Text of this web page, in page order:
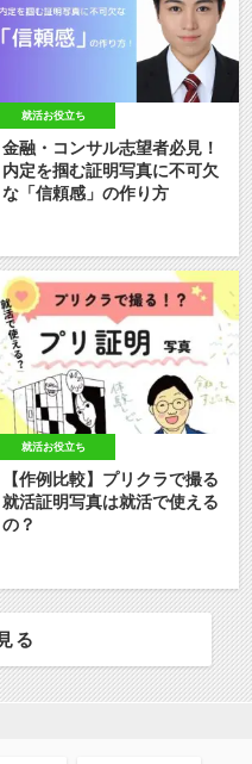
就活お役立ち
金融・コンサル志望者必見！
内定を掴む証明写真に不可欠
な「信頼感」の作り方
就活お役立ち
【作例比較】プリクラで撮る
就活証明写真は就活で使える
の？
る